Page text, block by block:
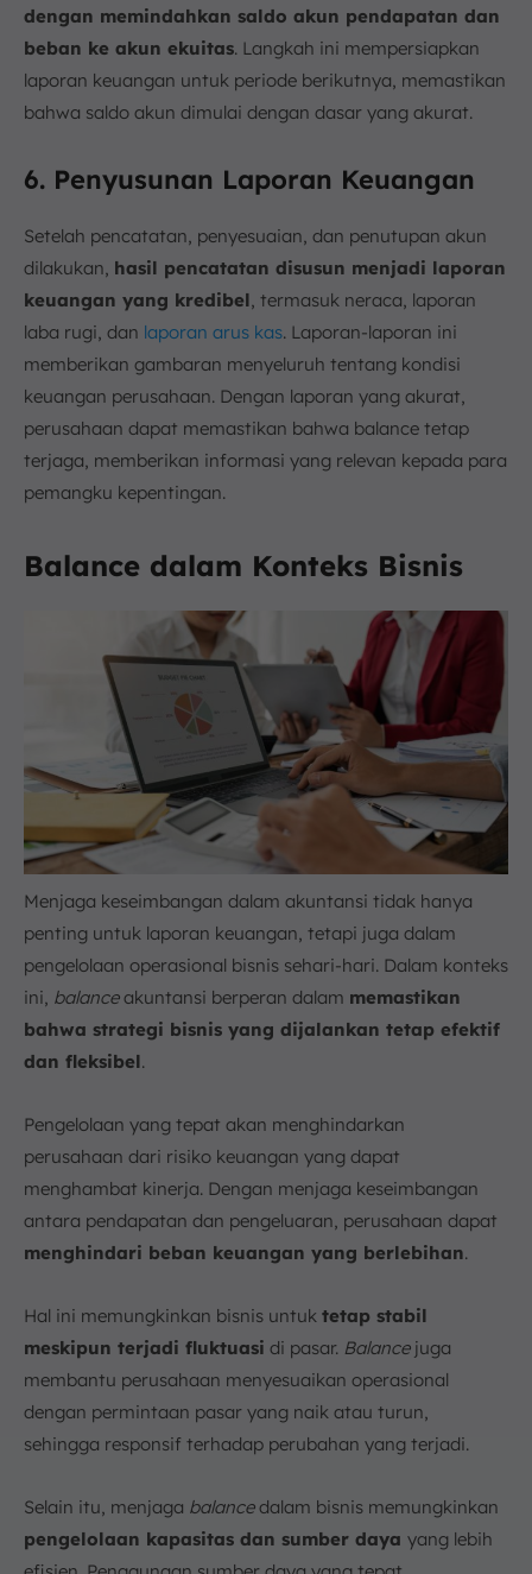
dengan memindahkan saldo akun pendapatan dan
beban ke akun ekuitas. Langkah ini mempersiapkan
laporan keuangan untuk periode berikutnya, memastikan
bahwa saldo akun dimulai dengan dasar yang akurat.
6. Penyusunan Laporan Keuangan
Setelah pencatatan, penyesuaian, dan penutupan akun
dilakukan, hasil pencatatan disusun menjadi laporan
keuangan yang kredibel, termasuk neraca, laporan
laba rugi, dan laporan arus kas. Laporan-laporan ini
memberikan gambaran menyeluruh tentang kondisi
keuangan perusahaan. Dengan laporan yang akurat,
perusahaan dapat memastikan bahwa balance tetap
terjaga, memberikan informasi yang relevan kepada para
pemangku kepentingan.
Balance dalam Konteks Bisnis
Menjaga keseimbangan dalam akuntansi tidak hanya
penting untuk laporan keuangan, tetapi juga dalam
pengelolaan operasional bisnis sehari-hari. Dalam konteks
ini, balanceakuntansi berperan dalam memastikan
bahwa strategi bisnis yang dijalankan tetap efektif
dan fleksibel.
Pengelolaan yang tepat akan menghindarkan
perusahaan dari risiko keuangan yang dapat
menghambat kinerja. Dengan menjaga keseimbangan
antara pendapatan dan pengeluaran, perusahaan dapat
menghindari beban keuangan yang berlebihan.
Hal ini memungkinkan bisnis untuk tetap stabil
meskipun terjadi fluktuasi di pasar. Balancejuga
membantu perusahaan menyesuaikan operasional
dengan permintaan pasar yang naik atau turun,
sehingga responsif terhadap perubahan yang terjadi.
Selain itu, menjaga balancedalam bisnis memungkinkan
pengelolaan kapasitas dan sumber daya yang lebih